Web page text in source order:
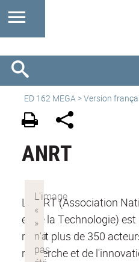
ED 162 MEGA >Version
ANRT
L'ANRT (Association
et de la Technologie)
réunit plus de 350
recherche et de